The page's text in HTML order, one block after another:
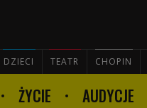
DZIECI TEATR CHOPIN
ŻYCIE AUDYCJE